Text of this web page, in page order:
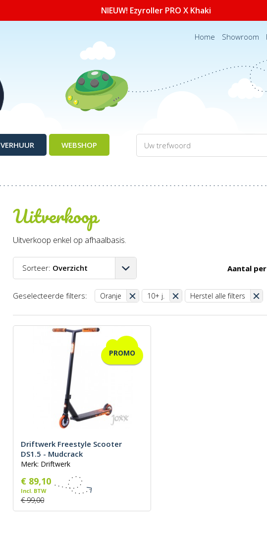
NIEUW! Ezyroller PRO X Khaki
Home Showroom
VERHUUR WEBSHOP
Uitverkoop
Uitverkoop enkel op afhaalbasis.
Sorteer: Overzicht
Prijs laag-hoog
Aantal
Geselecteerde filters: Oranje 10+ j. Herstel alle filters
PROMO
Driftwerk Freestyle Scooter
DS1.5 - Mudcrack
Merk: Driftwerk
€ 89,10
Incl. BTW
€ 99,00